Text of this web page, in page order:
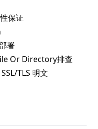
保证
署
Or Directory排查
TLS 明文